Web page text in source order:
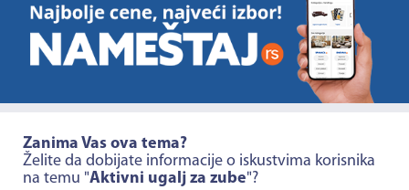
Zanima Vas ova tema?
Želite da dobijate informacije o iskustvima korisnika
na temu "Aktivni ugalj za zube"?